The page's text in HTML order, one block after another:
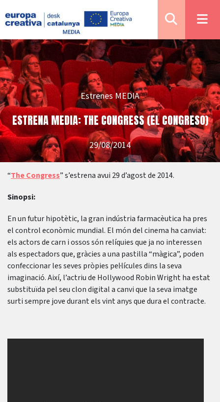
Estrenes MEDIA
ESTRENA MEDIA: THE CONGRESS (EL CONGRESO)
29/08/2014
“The Congress” s’estrena avui 29 d’agost de 2014.
Sinopsi:
En un futur hipotètic, la gran indústria farmacèutica ha pres
el control econòmic mundial. El món del cinema ha canviat:
els actors de carn i ossos són relíquies que ja no interessen
als espectadors que, gràcies a una pastilla “màgica”, poden
confeccionar les seves pròpies pel·lícules dins la seva
imaginació. Així, l’actriu de Hollywood Robin Wright ha estat
substituïda pel seu clon digital a canvi que la seva imatge
surti sempre jove durant els vint anys que dura el contracte.